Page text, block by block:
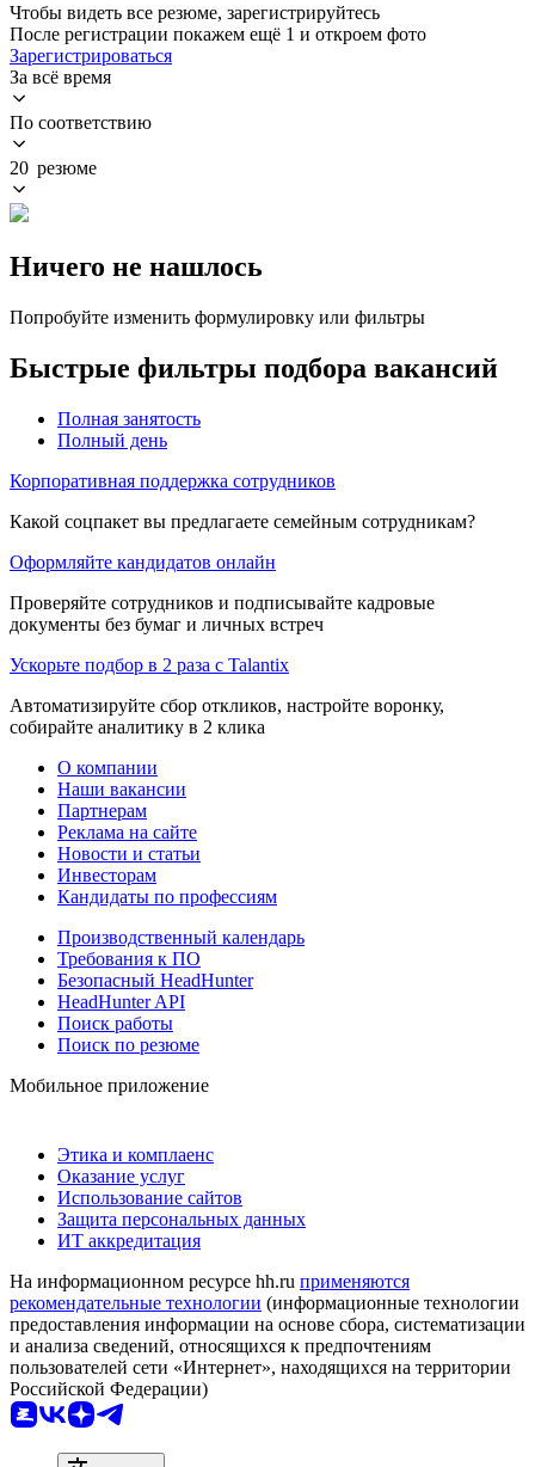
Чтобы видеть все резюме, зарегистрируйтесь
После регистрации покажем ещё 1 и откроем фото
Зарегистрироваться
За всё время
По соответствию
20 резюме
Ничего не нашлось
Попробуйте изменить формулировку или фильтры
Быстрые фильтры подбора вакансий
Полная занятость
Полный день
Корпоративная поддержка сотрудников
Какой соцпакет вы предлагаете семейным сотрудникам?
Оформляйте кандидатов онлайн
Проверяйте сотрудников и подписывайте кадровые
документы без бумаг и личных встреч
Ускорьте подбор в 2 раза с Talantix
Автоматизируйте сбор откликов, настройте воронку,
собирайте аналитику в 2 клика
О компании
Наши вакансии
Партнерам
Реклама на сайте
Новости и статьи
Инвесторам
Кандидаты по профессиям
Производственный календарь
Требования к ПО
Безопасный HeadHunter
HeadHunter API
Поиск работы
Поиск по резюме
Мобильное приложение
Этика и комплаенс
Оказание услуг
Использование сайтов
Защита персональных данных
ИТ аккредитация
На информационном ресурсе hh.ru применяются
рекомендательные технологии (информационные технологии
предоставления информации на основе сбора, систематизации
и анализа сведений, относящихся к предпочтениям
пользователей сети «Интернет», находящихся на территории
Российской Федерации)